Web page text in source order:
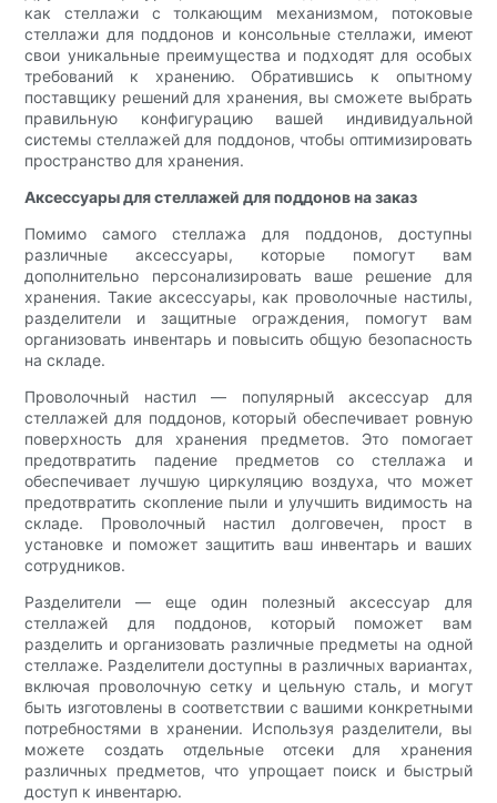
как стеллажи с толкающим механизмом, потоковые
стеллажи для поддонов и консольные стеллажи, имеют
свои уникальные преимущества и подходят для особых
требований к хранению. Обратившись к опытному
поставщику решений для хранения, вы сможете выбрать
правильную конфигурацию вашей индивидуальной
системы стеллажей для поддонов, чтобы оптимизировать
пространство для хранения.
Аксессуары для стеллажей для поддонов на заказ
Помимо самого стеллажа для поддонов, доступны
различные аксессуары, которые помогут вам
дополнительно персонализировать ваше решение для
хранения. Такие аксессуары, как проволочные настилы,
разделители и защитные ограждения, помогут вам
организовать инвентарь и повысить общую безопасность
на складе.
Проволочный настил — популярный аксессуар для
стеллажей для поддонов, который обеспечивает ровную
поверхность для хранения предметов. Это помогает
предотвратить падение предметов со стеллажа и
обеспечивает лучшую циркуляцию воздуха, что может
предотвратить скопление пыли и улучшить видимость на
складе. Проволочный настил долговечен, прост в
установке и поможет защитить ваш инвентарь и ваших
сотрудников.
Разделители — еще один полезный аксессуар для
стеллажей для поддонов, который поможет вам
разделить и организовать различные предметы на одной
стеллаже. Разделители доступны в различных вариантах,
включая проволочную сетку и цельную сталь, и могут
быть изготовлены в соответствии с вашими конкретными
потребностями в хранении. Используя разделители, вы
можете создать отдельные отсеки для хранения
различных предметов, что упрощает поиск и быстрый
доступ к инвентарю.